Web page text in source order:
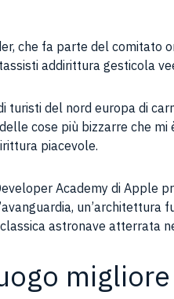
che fa parte del comitato
addirittura gesticola
turisti del nord europa di
cose più bizzarre che
piacevole.
Academy di Apple
un’architettura
astronave atterrata